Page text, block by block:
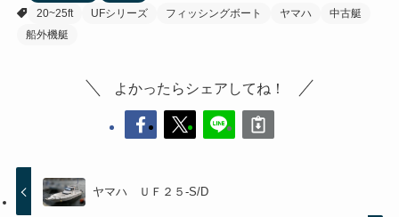
20~25ft
UFシリーズ フィッシングボート ヤマハ
中古艇
船外機艇
よかったらシェアしてね！
ヤマハ ＵＦ２５-S/D